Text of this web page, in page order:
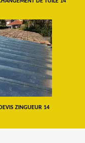
DEVIS ZINGUEUR 14